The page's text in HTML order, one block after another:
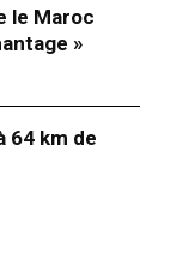
le Maroc
»
64 km de